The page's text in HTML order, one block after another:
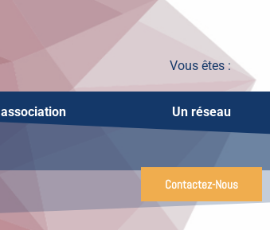
Vous êtes :
association Un réseau
Contactez-Nous